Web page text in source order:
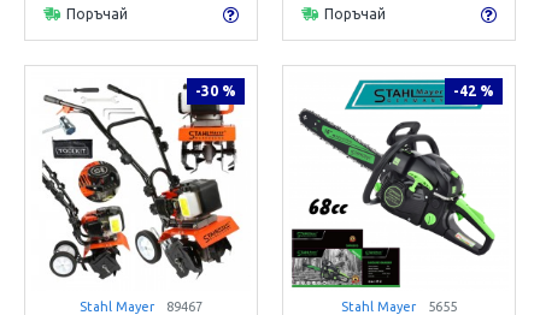
Поръчай Поръчай
-30 %
Stahl Mayer 89467
-42 %
Stahl Mayer 5655